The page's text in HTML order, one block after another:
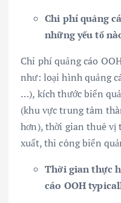
Chi phí quảng
những yếu tố
Chi phí quảng cáo
như: loại hình quảng
…), kích thước biển
(khu vực trung tâm
hơn), thời gian thuê vị
xuất, thi công biển
Thời gian thực
cáo OOH